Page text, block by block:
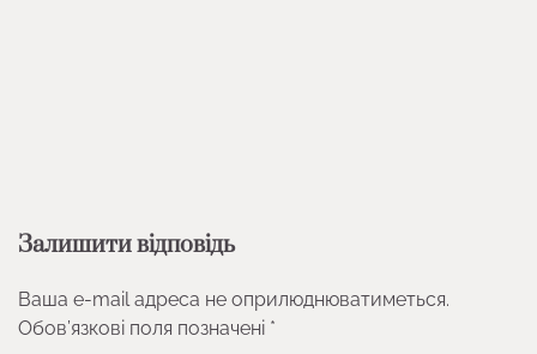
Залишити відповідь
Ваша e-mail адреса не оприлюднюватиметься.
Обов’язкові поля позначені *